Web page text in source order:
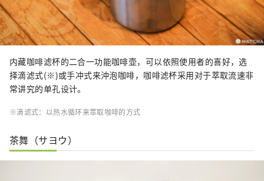
内藏咖啡滤杯的二合一功能咖啡壶，可以依照使用者的喜好，选
择滴滤式(※)或手冲式来沖泡咖啡，咖啡滤杯采用对于萃取流速非
常讲究的单孔设计。
※滴滤式：以热水循环来萃取咖啡的方式
茶舞（サヨウ）